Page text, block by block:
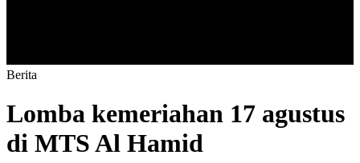
Berita
Lomba kemeriahan 17 agustus
di MTS Al Hamid